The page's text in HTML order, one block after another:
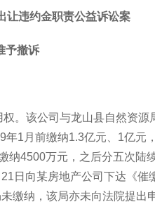
让违约金职责公益诉讼案
予撤诉
。该公司与龙山县自然资源
1月前缴纳1.3亿元、1亿元
纳4500万元，之后分五次陆
日向某房地产公司下达《催
缴纳，该局亦未向法院提出